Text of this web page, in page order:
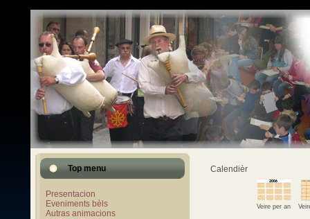
Top menu
Presentacion
Eveniments bèls
Autras animacions
Calendièr
Veire per an